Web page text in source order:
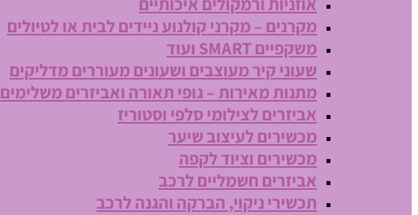
מקרנים – מקרני קולנוע ניידים לבית או לטיולים
משקפיים SMART ועוד
שעוני קיר מעוצבים ושעונים מעוררים מדליקים
מתנות מאירות – גופי תאורה ואביזרים משלימים
אביזרים לצילומי סלפי וסטוריז
מכשירים לעיצוב שיער
מכשירים וציוד לקפה
אביזרים חשמליים לרכב
תכשירי ניקוי, הברקה והגנה לרכב